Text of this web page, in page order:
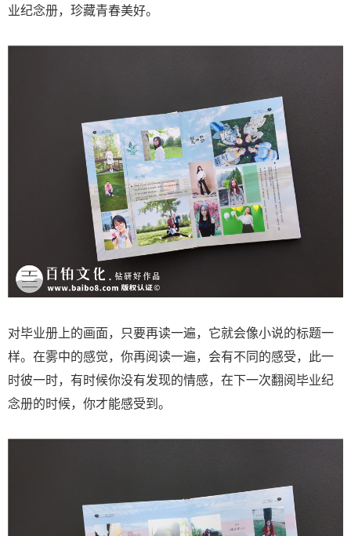
业纪念册，珍藏青春美好。
对毕业册上的画面，只要再读一遍，它就会像小说的标题一
样。在雾中的感觉，你再阅读一遍，会有不同的感受，此一
时彼一时，有时候你没有发现的情感，在下一次翻阅毕业纪
念册的时候，你才能感受到。